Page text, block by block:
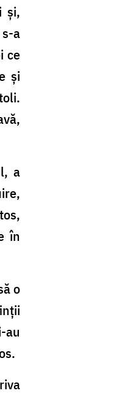
și,
a
ce
și
a
în
o
au